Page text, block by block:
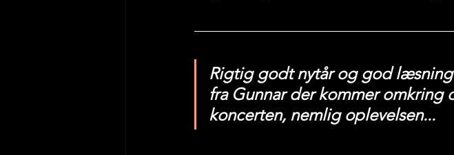
Rigtig godt nytår og god
fra Gunnar der kommer omkring
koncerten, nemlig oplevelsen...